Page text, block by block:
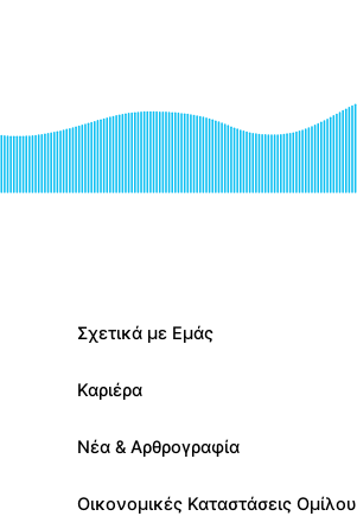
Τούμπα (Αριστοτέλειο)
Σχετικά με Εμάς
Καριέρα
Νέα & Αρθρογραφία
Οικονομικές Καταστάσεις Ομίλου